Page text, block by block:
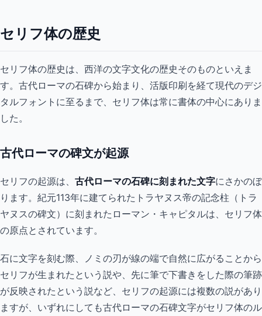
セリフ体の歴史
セリフ体の歴史は、西洋の文字文化の歴史そのものといえま
す。古代ローマの石碑から始まり、活版印刷を経て現代のデジ
タルフォントに至るまで、セリフ体は常に書体の中心にありま
した。
古代ローマの碑文が起源
セリフの起源は、 古代ローマの石碑に刻まれた文字にさかのぼ
ります。紀元113年に建てられたトラヤヌス帝の記念柱（トラ
ヤヌスの碑文）に刻まれたローマン・キャピタルは、セリフ体
の原点とされています。
石に文字を刻む際、ノミの刃が線の端で自然に広がることから
セリフが生まれたという説や、先に筆で下書きをした際の筆跡
が反映されたという説など、セリフの起源には複数の説があり
ますが、いずれにしても古代ローマの石碑文字がセリフ体のル